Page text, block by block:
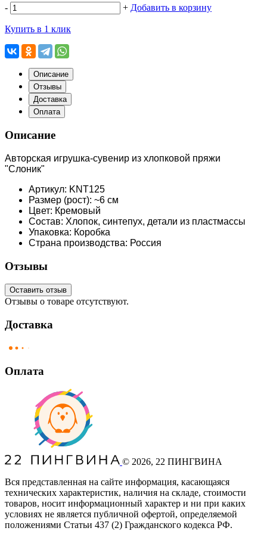
- + Добавить в корзину
Купить в 1 клик
Описание
Отзывы
Доставка
Оплата
Описание
Авторская игрушка-сувенир из хлопковой пряжи
"Слоник"
Артикул: KNT125
Размер (рост): ~6 см
Цвет: Кремовый
Состав: Хлопок, синтепух, детали из пластмассы
Упаковка: Коробка
Страна производства: Россия
Отзывы
Оставить отзыв
Отзывы о товаре отсутствуют.
Доставка
Оплата
© 2026, 22 ПИНГВИНА
Вся представленная на сайте информация, касающаяся
технических характеристик, наличия на складе, стоимости
товаров, носит информационный характер и ни при каких
условиях не является публичной офертой, определяемой
положениями Статьи 437 (2) Гражданского кодекса РФ.